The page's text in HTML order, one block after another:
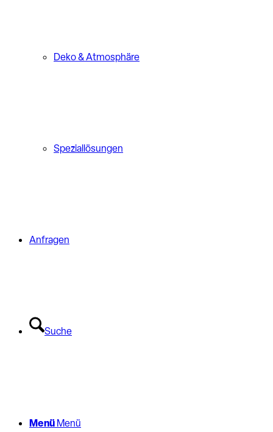
Deko & Atmosphäre
Speziallösungen
Anfragen
Suche
MenüMenü